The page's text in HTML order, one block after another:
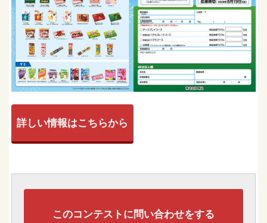
詳しい情報はこちらから
このコンテストに問い合わせをする